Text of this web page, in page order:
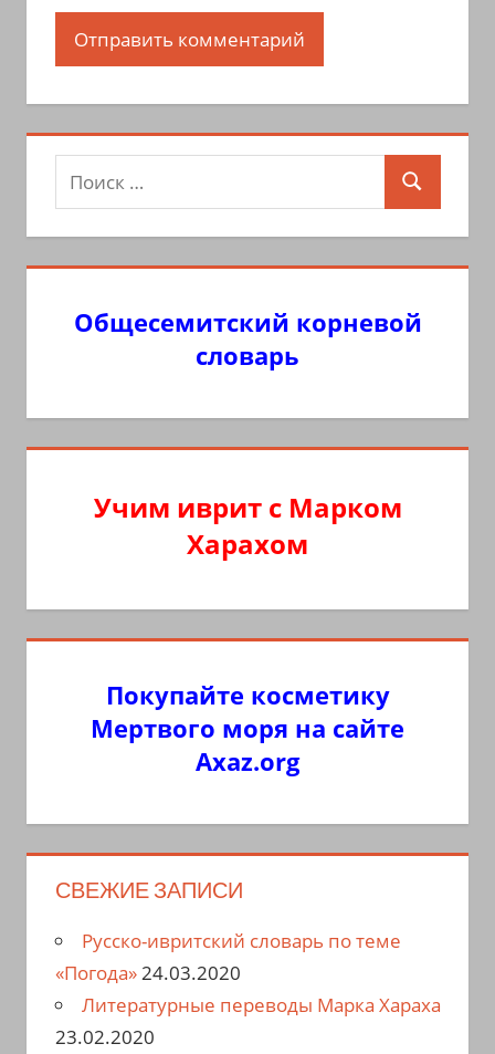
Поиск
для:
Поиск
Общесемитский корневой
словарь
Учим иврит с Марком
Харахом
Покупайте косметику
Мертвого моря на сайте
Axaz.org
СВЕЖИЕ ЗАПИСИ
Русско-ивритский словарь по теме
«Погода»24.03.2020
Литературные переводы Марка Хараха
23.02.2020